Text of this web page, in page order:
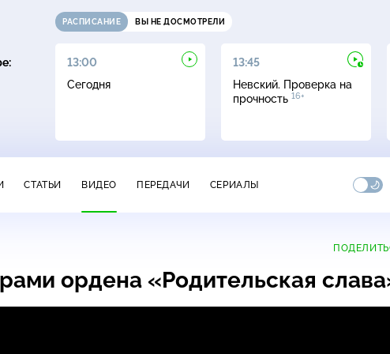
РАСПИСАНИЕ ВЫ НЕ ДОСМОТРЕЛИ
13:00
Сегодня
13:45
Невский. Проверка на
прочность 16+
СТАТЬИ ВИДЕО ПЕРЕДАЧИ СЕРИАЛЫ
ордена «Родительская